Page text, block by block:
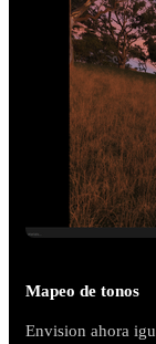
Mapeo de tonos
Envision ahora